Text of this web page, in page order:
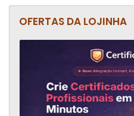
OFERTAS DA LOJINHA